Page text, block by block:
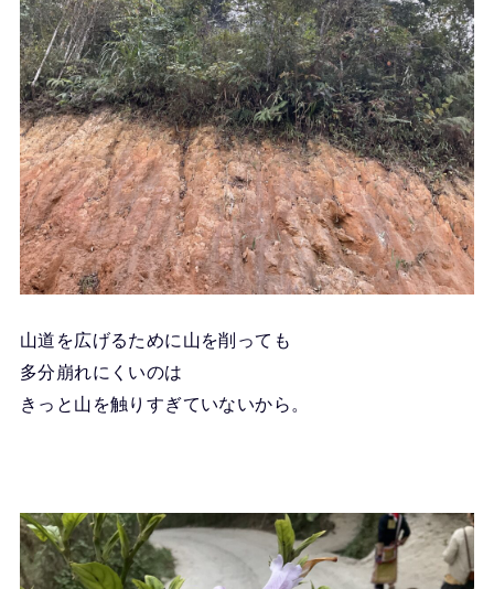
山道を広げるために山を削っても
多分崩れにくいのは
きっと山を触りすぎていないから。